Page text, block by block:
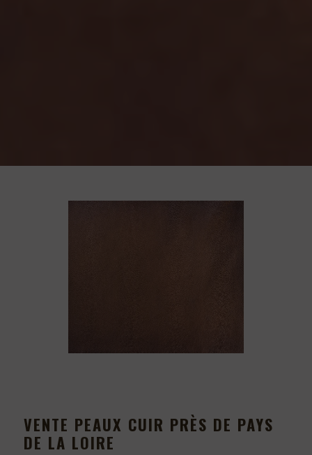
VENTE PEAUX CUIR PRÈS DE PAYS
DE LA LOIRE